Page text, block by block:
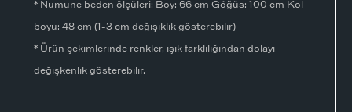
* Numune beden ölçüleri: Boy: 66 cm Göğüs: 100 cm Kol
boyu: 48 cm (1-3 cm değişiklik gösterebilir)
* Ürün çekimlerinde renkler, ışık farklılığından dolayı
değişkenlik gösterebilir.